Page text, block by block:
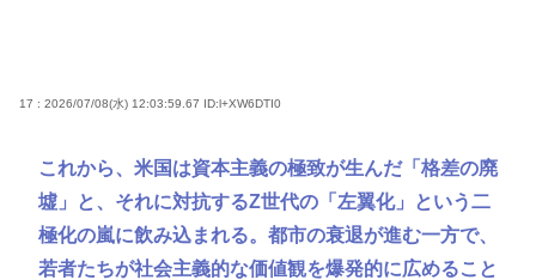
17 : 2026/07/08(水) 12:03:59.67 ID:l+XW6DTI0
これから、米国は資本主義の極致が生んだ「格差の廃
墟」と、それに対抗するZ世代の「左翼化」という二
極化の嵐に飲み込まれる。都市の衰退が進む一方で、
若者たちが社会主義的な価値観を爆発的に広めること